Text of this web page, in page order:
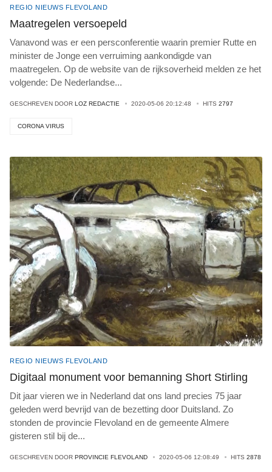
REGIO NIEUWS FLEVOLAND
Maatregelen versoepeld
Vanavond was er een persconferentie waarin premier Rutte en
minister de Jonge een verruiming aankondigde van
maatregelen. Op de website van de rijksoverheid melden ze het
volgende: De Nederlandse...
GESCHREVEN DOOR LOZ REDACTIE 2020-05-06 20:12:48 HITS 2797
CORONA VIRUS
REGIO NIEUWS FLEVOLAND
Digitaal monument voor bemanning Short Stirling
Dit jaar vieren we in Nederland dat ons land precies 75 jaar
geleden werd bevrijd van de bezetting door Duitsland. Zo
stonden de provincie Flevoland en de gemeente Almere
gisteren stil bij de...
GESCHREVEN DOOR PROVINCIE FLEVOLAND 2020-05-06 12:08:49 HITS 2878